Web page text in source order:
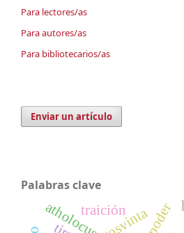
Para lectores/as
Para autores/as
Para bibliotecarios/as
Enviar un artículo
Palabras clave
gosvinta
atholocustraición